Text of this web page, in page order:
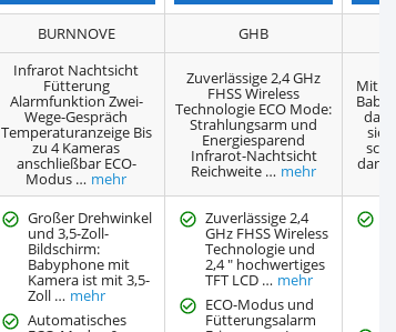
BURNNOVE GHB
Infrarot Nachtsicht
Fütterung
Alarmfunktion Zwei-
Wege-Gespräch
Temperaturanzeige Bis
zu 4 Kameras
anschließbar ECO-
Modus … mehr
Zuverlässige 2,4 GHz
FHSS Wireless
Technologie ECO Mode:
Strahlungsarm und
Energiesparend
Infrarot-Nachtsicht
Reichweite … mehr
Mit
dank
Großer Drehwinkel
und 3,5-Zoll-
Bildschirm:
Babyphone mit
Kamera ist mit 3,5-
Zoll … mehr
Automatisches
Zuverlässige 2,4
GHz FHSS Wireless
Technologie und
2,4 " hochwertiges
TFT LCD … mehr
ECO-Modus und
Fütterungsalarm